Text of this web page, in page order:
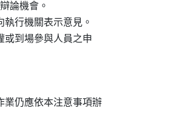
論機會。
執行機關表示意見。
或到場參與人員之申
業仍應依本注意事項辦